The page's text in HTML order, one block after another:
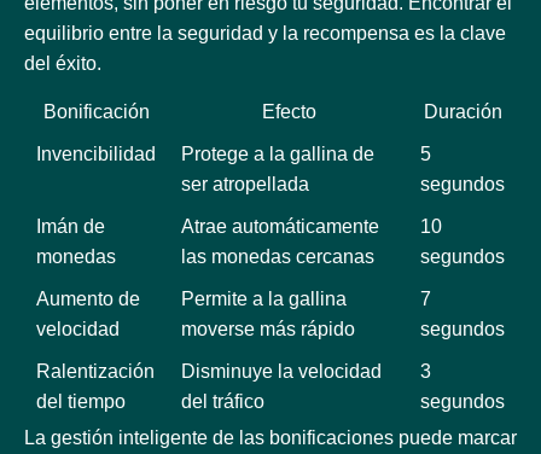
equilibrio entre la seguridad y la recompensa es la clave
del éxito.
Bonificación Efecto Duración
Invencibilidad
Protege a la gallina de
ser atropellada
5
segundos
Imán de
monedas
Atrae automáticamente
las monedas cercanas
10
segundos
Aumento de
velocidad
Permite a la gallina
moverse más rápido
7
segundos
Ralentización
del tiempo
Disminuye la velocidad
del tráfico
3
segundos
La gestión inteligente de las bonificaciones puede marcar